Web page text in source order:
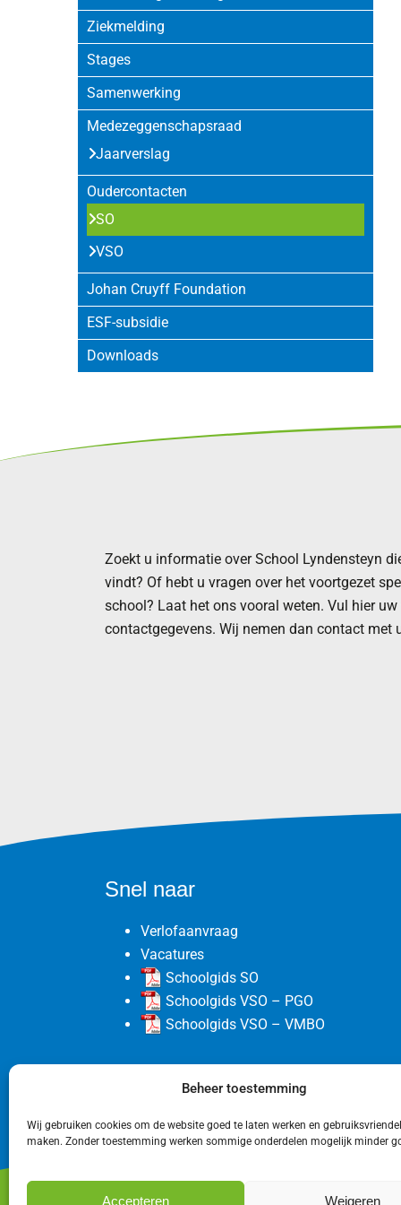
Beheer toestemming
Wij gebruiken cookies om de website goed te laten werken en
maken. Zonder toestemming werken sommige onderdelen mogelijk minder
Accepteren Weigeren
Ziekmelding
Stages
Samenwerking
Medezeggenschapsraad
Jaarverslag
Oudercontacten
SO
VSO
Johan Cruyff Foundation
ESF-subsidie
Downloads
Zoekt u informatie over School Lyndensteyn
vindt? Of hebt u vragen over het voortgezet
school? Laat het ons vooral weten. Vul hier
contactgegevens. Wij nemen dan contact met
Snel naar
Verlofaanvraag
Vacatures
Schoolgids SO
Schoolgids VSO – PGO
Schoolgids VSO – VMBO